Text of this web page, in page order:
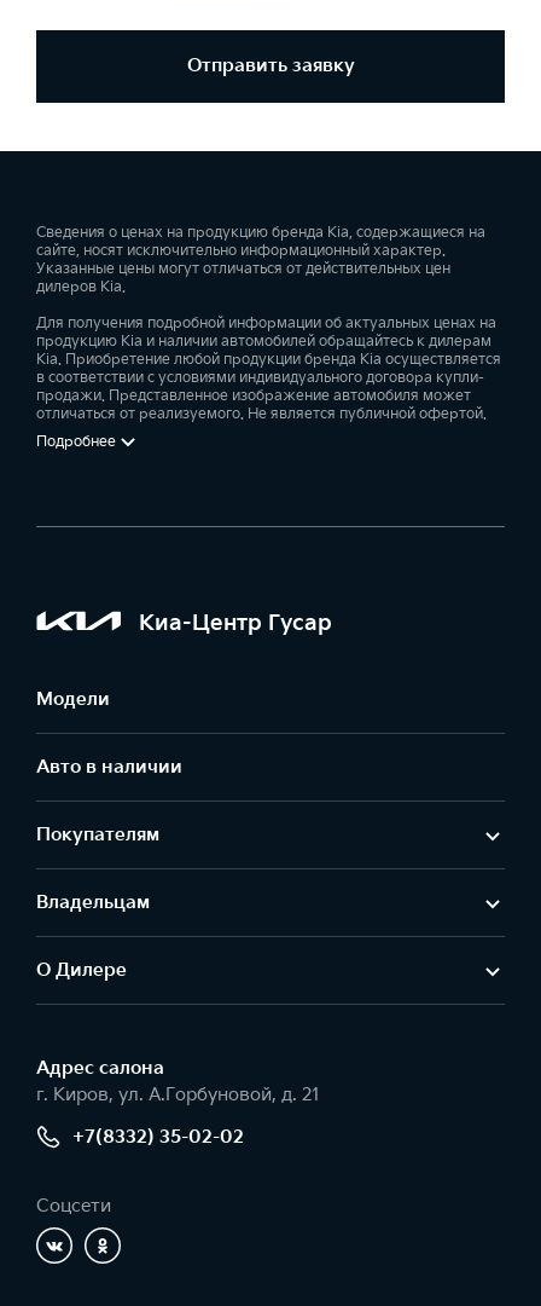
Отправить заявку
Сведения о ценах на продукцию бренда Kia, содержащиеся на
сайте, носят исключительно информационный характер.
Указанные цены могут отличаться от действительных цен
дилеров Kia.
Для получения подробной информации об актуальных ценах на
продукцию Kia и наличии автомобилей обращайтесь к дилерам
Kia. Приобретение любой продукции бренда Kia осуществляется
в соответствии с условиями индивидуального договора купли-
продажи. Представленное изображение автомобиля может
отличаться от реализуемого. Не является публичной офертой.
Подробнее
Киа-Центр Гусар
Модели
Авто в наличии
Покупателям
Владельцам
О Дилере
Адрес салонa
г. Киров, ул. А.Горбуновой, д. 21
+7(8332) 35-02-02
Соцсети